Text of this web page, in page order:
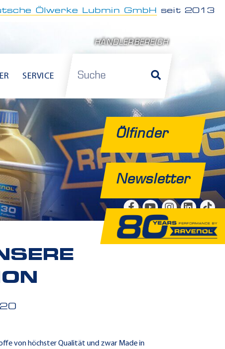
Ölwerke Lubmin GmbH seit 2013
HÄNDLERBEREICH
SERVICE
Ölfinder
Newsletter
von höchster Qualität und zwar Made in